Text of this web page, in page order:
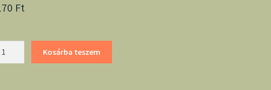
Ft
Kosárba teszem